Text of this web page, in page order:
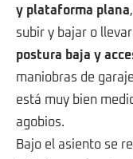
y plataforma plana
subir y bajar o
postura baja y
maniobras de
está muy bien
agobios.
Bajo el asiento se